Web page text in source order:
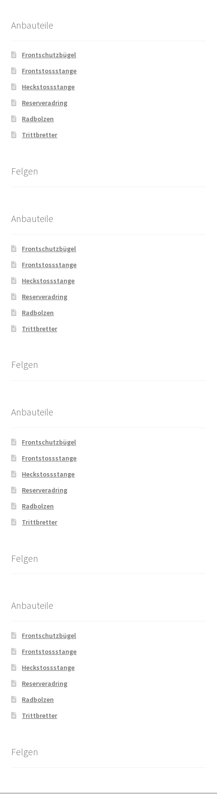
Anbauteile
Frontschutzbügel
Frontstossstange
Heckstossstange
Reserveradring
Radbolzen
Trittbretter
Felgen
Anbauteile
Frontschutzbügel
Frontstossstange
Heckstossstange
Reserveradring
Radbolzen
Trittbretter
Felgen
Anbauteile
Frontschutzbügel
Frontstossstange
Heckstossstange
Reserveradring
Radbolzen
Trittbretter
Felgen
Anbauteile
Frontschutzbügel
Frontstossstange
Heckstossstange
Reserveradring
Radbolzen
Trittbretter
Felgen